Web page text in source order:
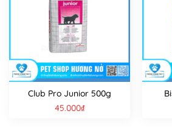
Club Pro Junior 500g
45.000₫